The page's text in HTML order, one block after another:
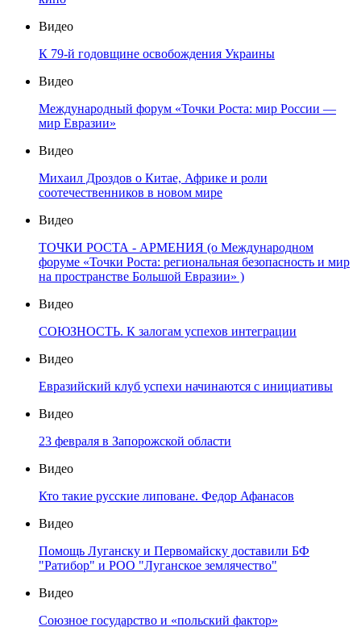
Видео
К 79-й годовщине освобождения Украины
Видео
Международный форум «Точки Роста: мир России —
мир Евразии»
Видео
Михаил Дроздов о Китае, Африке и роли
соотечественников в новом мире
Видео
ТОЧКИ РОСТА - АРМЕНИЯ (о Международном
форуме «Точки Роста: региональная безопасность и мир
на пространстве Большой Евразии» )
Видео
СОЮЗНОСТЬ. К залогам успехов интеграции
Видео
Евразийский клуб успехи начинаются с инициативы
Видео
23 февраля в Запорожской области
Видео
Кто такие русские липоване. Федор Афанасов
Видео
Помощь Луганску и Первомайску доставили БФ
"Ратибор" и РОО "Луганское землячество"
Видео
Союзное государство и «польский фактор»